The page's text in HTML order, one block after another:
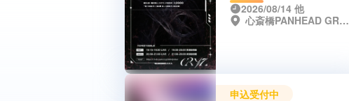
2026/08/14 他
心斎橋PANHEAD GROOVE
申込受付中